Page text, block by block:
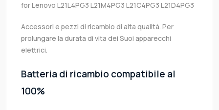
for Lenovo L21L4PG3 L21M4PG3 L21C4PG3 L21D4PG3
Accessori e pezzi di ricambio di alta qualità. Per
prolungare la durata di vita dei Suoi apparecchi
elettrici.
Batteria di ricambio compatibile al
100%